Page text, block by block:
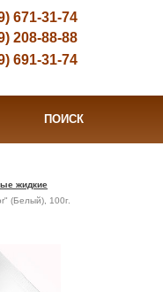
671-31-74
208-88-88
691-31-74
ПОИСК
жидкие
(Белый), 100г.